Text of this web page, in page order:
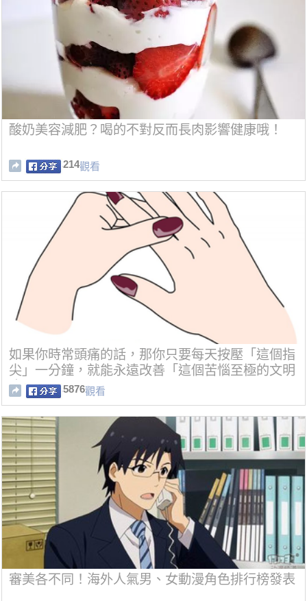
酸奶美容減肥？喝的不對反而長肉影響健康哦！
214觀看
如果你時常頭痛的話，那你只要每天按壓「這個指
尖」一分鐘，就能永遠改善「這個苦惱至極的文明
病」！
5876觀看
審美各不同！海外人氣男、女動漫角色排行榜發表